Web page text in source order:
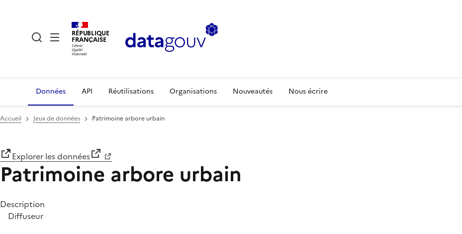
RÉPUBLIQUE
FRANÇAISE
Données API Réutilisations Organisations Nouveautés Nous écrire
Accueil Jeux de données Patrimoine arbore urbain
Explorer les données
Patrimoine arbore urbain
Description
Diffuseur